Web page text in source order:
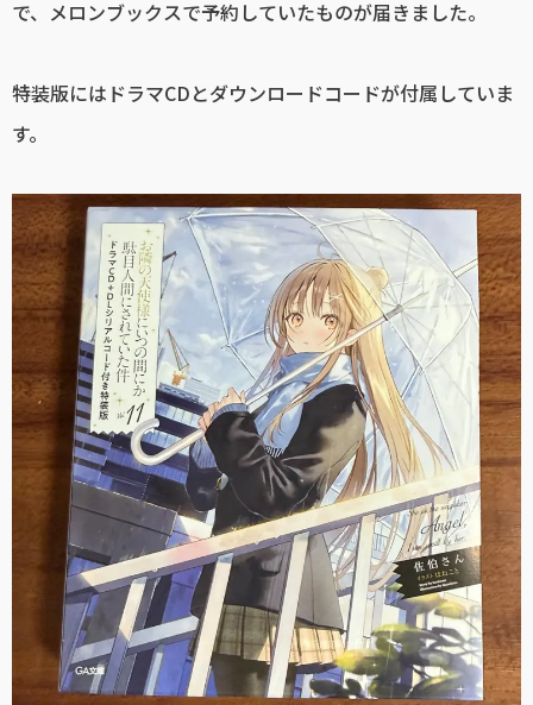
で、メロンブックスで予約していたものが届きました。
特装版にはドラマCDとダウンロードコードが付属していま
す。